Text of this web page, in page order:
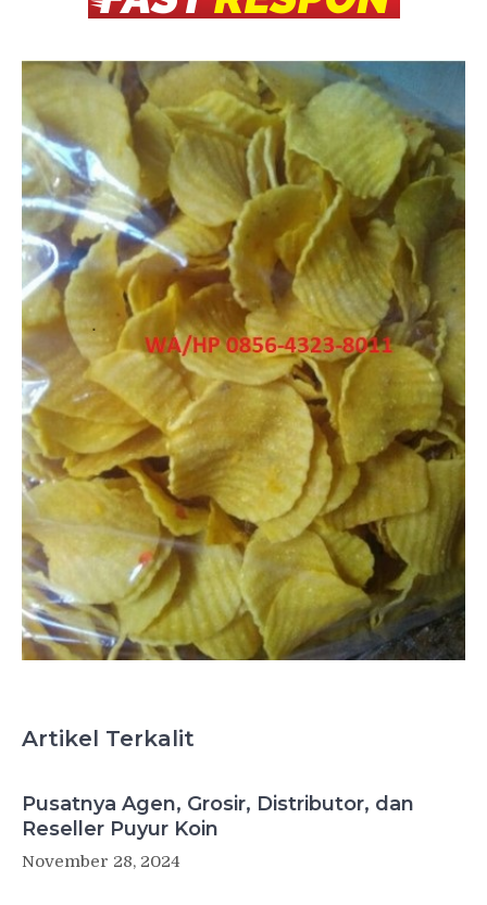
Artikel Terkalit
Pusatnya Agen, Grosir, Distributor, dan
Reseller Puyur Koin
November 28, 2024